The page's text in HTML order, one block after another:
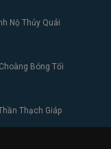
Nộ Thủy Quái
Bóng Tối
Thạch Giáp